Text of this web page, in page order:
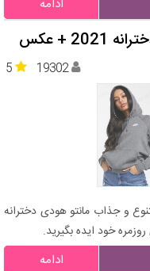
ادامه
+ عکس
5 19302
و جذاب مانتو هودی دخترانه
ادامه